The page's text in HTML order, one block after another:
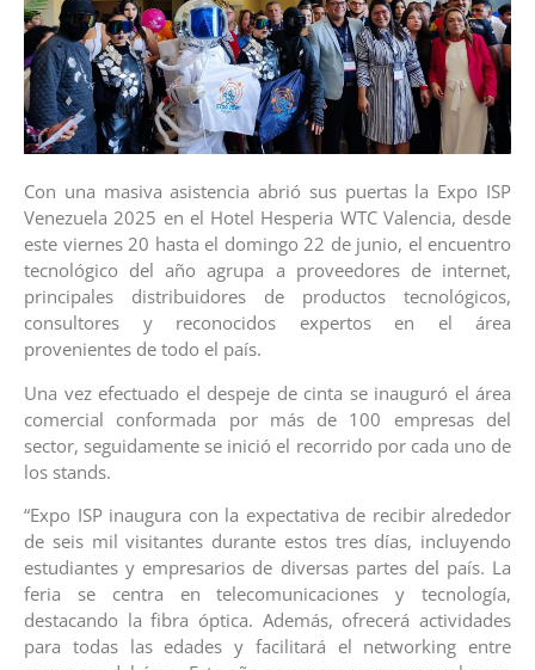
Con una masiva asistencia abrió sus puertas la Expo ISP
Venezuela 2025 en el Hotel Hesperia WTC Valencia, desde
este viernes 20 hasta el domingo 22 de junio, el encuentro
tecnológico del año agrupa a proveedores de internet,
principales distribuidores de productos tecnológicos,
consultores y reconocidos expertos en el área
provenientes de todo el país.
Una vez efectuado el despeje de cinta se inauguró el área
comercial conformada por más de 100 empresas del
sector, seguidamente se inició el recorrido por cada uno de
los stands.
“Expo ISP inaugura con la expectativa de recibir alrededor
de seis mil visitantes durante estos tres días, incluyendo
estudiantes y empresarios de diversas partes del país. La
feria se centra en telecomunicaciones y tecnología,
destacando la fibra óptica. Además, ofrecerá actividades
para todas las edades y facilitará el networking entre